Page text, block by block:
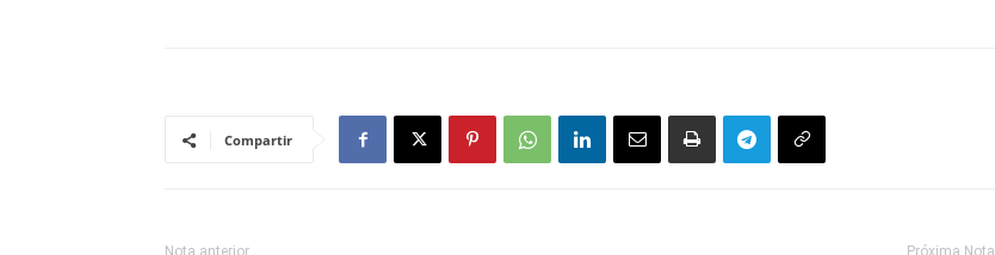
Compartir
Nota anterior Próxima Nota